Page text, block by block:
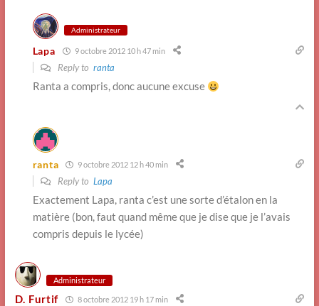
Administrateur
Lapa 9 octobre 2012 10 h 47 min
Reply to ranta
Ranta a compris, donc aucune excuse
ranta 9 octobre 2012 12 h 40 min
Reply to Lapa
Exactement Lapa, ranta c’est une sorte d’étalon en la
matière (bon, faut quand même que je dise que je l’avais
compris depuis le lycée)
Administrateur
D. Furtif 8 octobre 2012 19 h 17 min